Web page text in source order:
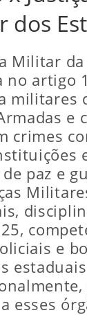
dos
Militar
no artigo
militares
e
crimes
paz e
e
esses